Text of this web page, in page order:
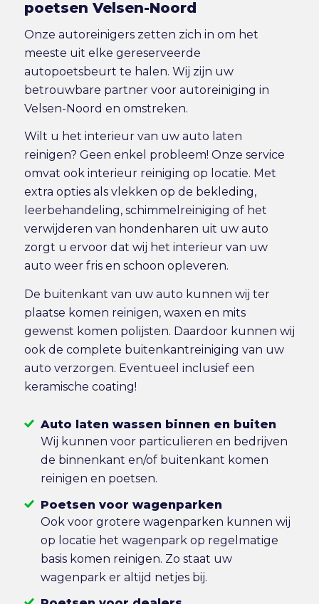
poetsen Velsen-Noord
Onze autoreinigers zetten zich in om het
meeste uit elke gereserveerde
autopoetsbeurt te halen. Wij zijn uw
betrouwbare partner voor autoreiniging in
Velsen-Noord en omstreken.
Wilt u het interieur van uw auto laten
reinigen? Geen enkel probleem! Onze service
omvat ook interieur reiniging op locatie. Met
extra opties als vlekken op de bekleding,
leerbehandeling, schimmelreiniging of het
verwijderen van hondenharen uit uw auto
zorgt u ervoor dat wij het interieur van uw
auto weer fris en schoon opleveren.
De buitenkant van uw auto kunnen wij ter
plaatse komen reinigen, waxen en mits
gewenst komen polijsten. Daardoor kunnen wij
ook de complete buitenkantreiniging van uw
auto verzorgen. Eventueel inclusief een
keramische coating!
Auto laten wassen binnen en buiten
Wij kunnen voor particulieren en bedrijven
de binnenkant en/of buitenkant komen
reinigen en poetsen.
Poetsen voor wagenparken
Ook voor grotere wagenparken kunnen wij
op locatie het wagenpark op regelmatige
basis komen reinigen. Zo staat uw
wagenpark er altijd netjes bij.